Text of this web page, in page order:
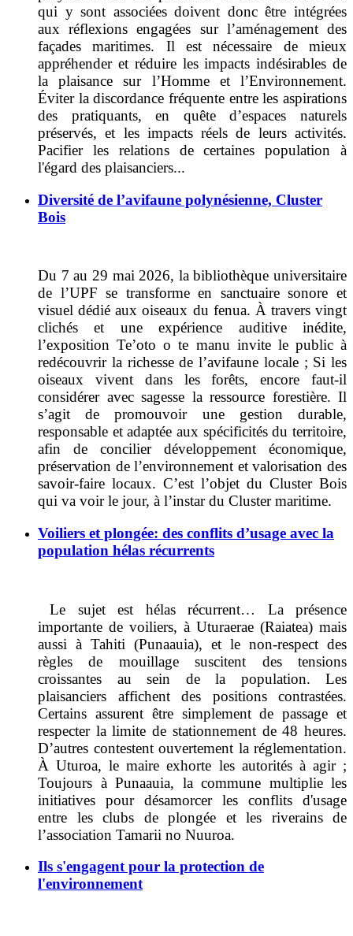
qui y sont associées doivent donc être intégrées
aux réflexions engagées sur l’aménagement des
façades maritimes. Il est nécessaire de mieux
appréhender et réduire les impacts indésirables de
la plaisance sur l’Homme et l’Environnement.
Éviter la discordance fréquente entre les aspirations
des pratiquants, en quête d’espaces naturels
préservés, et les impacts réels de leurs activités.
Pacifier les relations de certaines population à
l'égard des plaisanciers...
Diversité de l’avifaune polynésienne, Cluster
Bois
Du 7 au 29 mai 2026, la bibliothèque universitaire
de l’UPF se transforme en sanctuaire sonore et
visuel dédié aux oiseaux du fenua. À travers vingt
clichés et une expérience auditive inédite,
l’exposition Te’oto o te manu invite le public à
redécouvrir la richesse de l’avifaune locale ; Si les
oiseaux vivent dans les forêts, encore faut-il
considérer avec sagesse la ressource forestière. Il
s’agit de promouvoir une gestion durable,
responsable et adaptée aux spécificités du territoire,
afin de concilier développement économique,
préservation de l’environnement et valorisation des
savoir-faire locaux. C’est l’objet du Cluster Bois
qui va voir le jour, à l’instar du Cluster maritime.
Voiliers et plongée: des conflits d’usage avec la
population hélas récurrents
Le sujet est hélas récurrent… La présence
importante de voiliers, à Uturaerae (Raiatea) mais
aussi à Tahiti (Punaauia), et le non-respect des
règles de mouillage suscitent des tensions
croissantes au sein de la population. Les
plaisanciers affichent des positions contrastées.
Certains assurent être simplement de passage et
respecter la limite de stationnement de 48 heures.
D’autres contestent ouvertement la réglementation.
À Uturoa, le maire exhorte les autorités à agir ;
Toujours à Punaauia, la commune multiplie les
initiatives pour désamorcer les conflits d'usage
entre les clubs de plongée et les riverains de
l’association Tamarii no Nuuroa.
Ils s'engagent pour la protection de
l'environnement